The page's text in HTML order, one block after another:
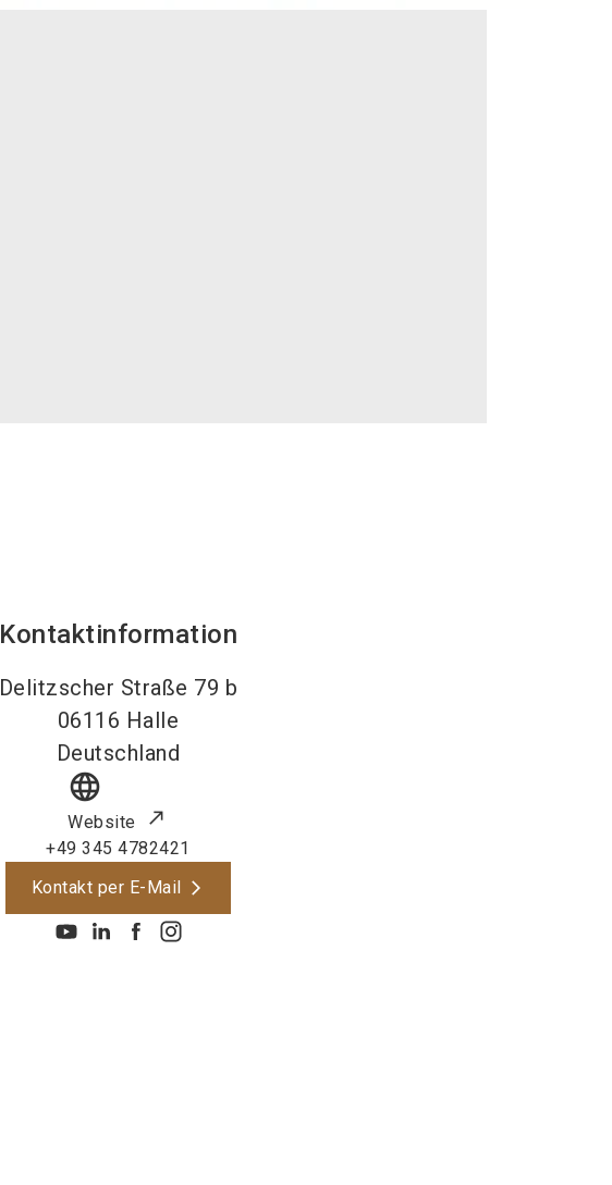
Kontaktinformation
Delitzscher Straße 79 b
06116 Halle
Deutschland
language
Website
+49 345 4782421
Kontakt per E-Mail